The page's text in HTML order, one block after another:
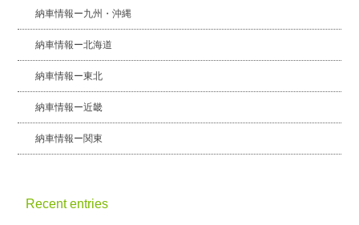
納車情報ー九州・沖縄
納車情報ー北海道
納車情報ー東北
納車情報ー近畿
納車情報ー関東
Recent entries